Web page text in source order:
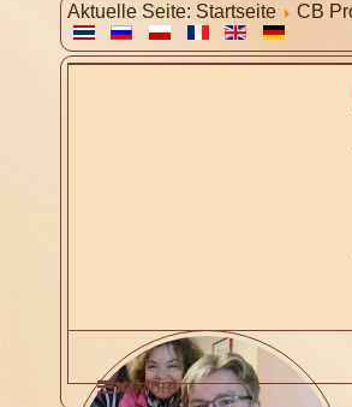
Aktuelle Seite: Startseite CB
More